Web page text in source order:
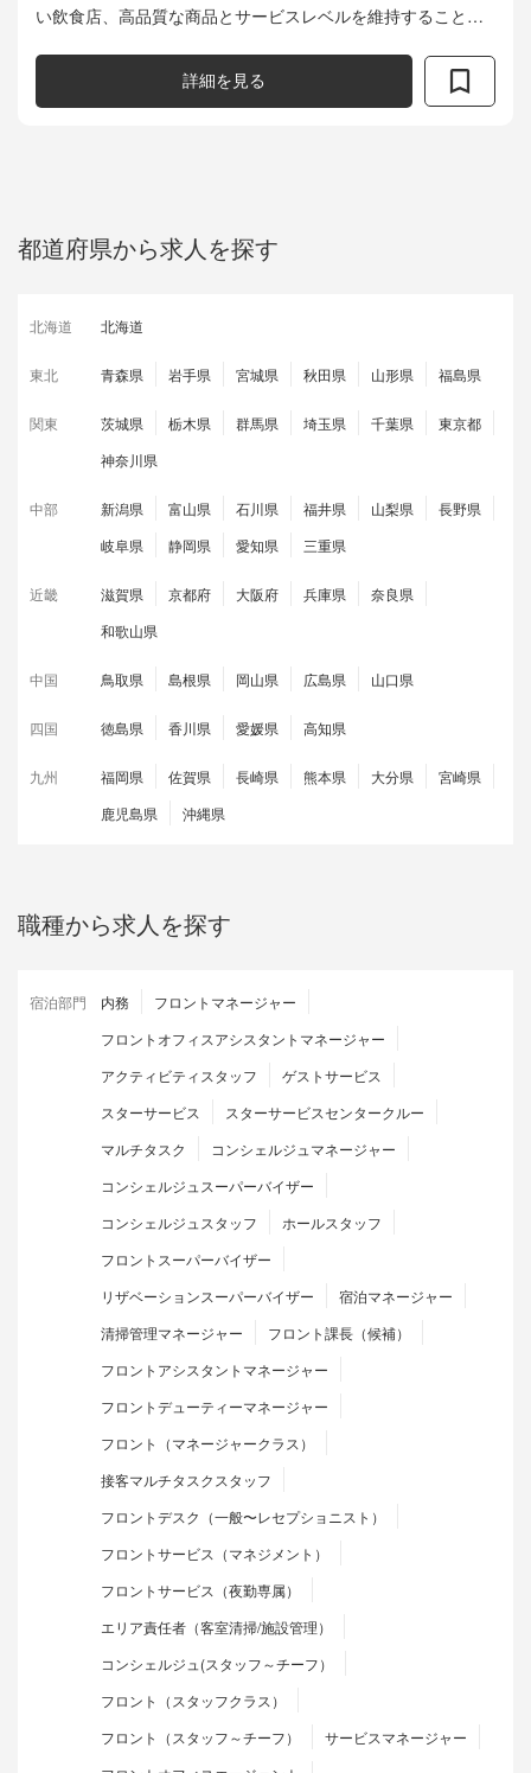
い飲食店、高品質な商品とサービスレベルを維持することに
詳細を見る
都道府県から求人を探す
北海道 北海道
東北 青森県 岩手県 宮城県 秋田県 山形県 福島県
関東 茨城県 栃木県 群馬県 埼玉県 千葉県
東京都
神奈川県
中部 新潟県 富山県 石川県 福井県 山梨県
長野県
岐阜県
静岡県 愛知県 三重県
近畿 滋賀県 京都府 大阪府 兵庫県
奈良県
和歌山県
中国 鳥取県 島根県 岡山県 広島県 山口県
四国 徳島県 香川県 愛媛県 高知県
九州 福岡県 佐賀県 長崎県 熊本県 大分県
宮崎県
鹿児島県
沖縄県
職種から求人を探す
宿泊部門 内務
フロントマネージャー
フロントオフィスアシスタントマネージャー
アクティビティスタッフ
ゲストサービス
スターサービス
スターサービスセンタークルー
マルチタスク
コンシェルジュマネージャー
コンシェルジュスーパーバイザー
コンシェルジュスタッフ
ホールスタッフ
フロントスーパーバイザー
リザベーションスーパーバイザー
宿泊マネージャー
清掃管理マネージャー
フロント課長（候補）
フロントアシスタントマネージャー
フロントデューティーマネージャー
フロント（マネージャークラス）
接客マルチタスクスタッフ
フロントデスク（一般〜レセプショニスト）
フロントサービス（マネジメント）
フロントサービス（夜勤専属）
エリア責任者（客室清掃/施設管理）
コンシェルジュ(スタッフ～チーフ）
フロント（スタッフクラス）
フロント（スタッフ～チーフ）
サービスマネージャー